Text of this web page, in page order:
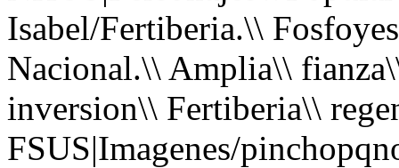
Isabel/Fertiberia.\\
Nacional.\\ Amplia\\
inversion\\ Fertiberia\\
FSUS|Imagenes/